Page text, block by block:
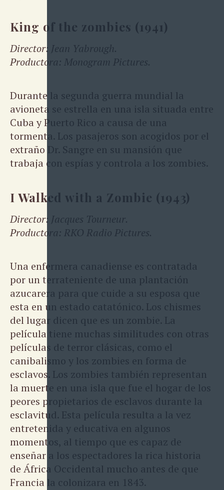
King of the zombies (1941)
Director: Jean Yabrough.
Productora: Monogram Pictures.
Durante la segunda guerra mundial la
avioneta se estrella en una isla situada entre
Cuba y Puerto Rico a causa de una
tormenta. Los pasajeros son acogidos por el
extraño Dr. Sangre en su mansión que
trabaja con espías y controla a los zombies.
I Walked with a Zombie (1943)
Director: Jacques Tourneur.
Productora: RKO Radio Pictures.
Una enfermera canadiense es contratada
por un terrateniente de una plantación
azucarera para que cuide a su esposa que
esta en un estado catatónico. Los chismes
del lugar dicen que es un zombie. La
película tiene muchas similitudes con otras
películas de terror clásicas, como el
canibalismo y los zombies en forma de
esclavos. Los zombies también representan
la muerte en una isla que fue el hogar de los
peores propietarios de esclavos durante la
esclavitud. Esta película resulta a la vez
entretenida y educativa en algunos
momentos, al tiempo que es capaz de
enseñar a los espectadores la rica historia
de África Occidental mucho antes de que
Francia la colonizara en 1843.